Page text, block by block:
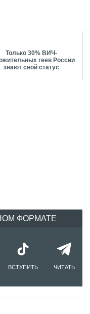
Только 30% ВИЧ-
геев России
знают свой статус
ФОРМАТЕ
ВСТУПИТЬ ЧИТАТЬ